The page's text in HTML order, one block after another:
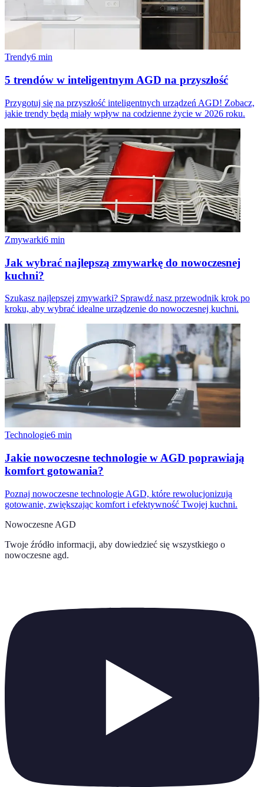
Trendy6 min
5 trendów w inteligentnym AGD na przyszłość
Przygotuj się na przyszłość inteligentnych urządzeń AGD! Zobacz,
jakie trendy będą miały wpływ na codzienne życie w 2026 roku.
Zmywarki6 min
Jak wybrać najlepszą zmywarkę do nowoczesnej
kuchni?
Szukasz najlepszej zmywarki? Sprawdź nasz przewodnik krok po
kroku, aby wybrać idealne urządzenie do nowoczesnej kuchni.
Technologie6 min
Jakie nowoczesne technologie w AGD poprawiają
komfort gotowania?
Poznaj nowoczesne technologie AGD, które rewolucjonizują
gotowanie, zwiększając komfort i efektywność Twojej kuchni.
Nowoczesne AGD
Twoje źródło informacji, aby dowiedzieć się wszystkiego o
nowoczesne agd.